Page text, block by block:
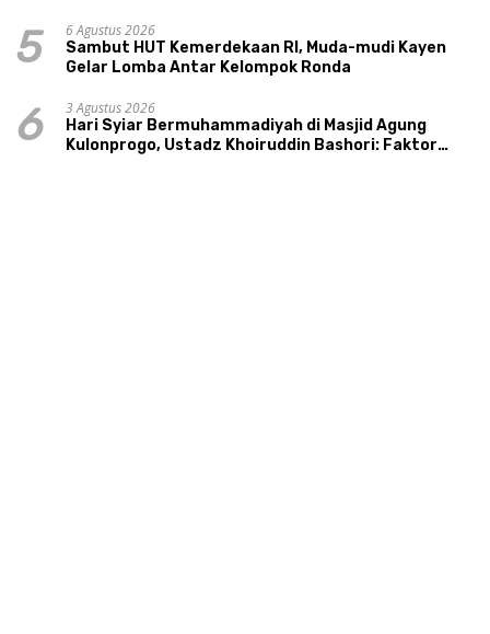
5
6 Agustus 2026
Sambut HUT Kemerdekaan RI, Muda-mudi Kayen
Gelar Lomba Antar Kelompok Ronda
6
3 Agustus 2026
Hari Syiar Bermuhammadiyah di Masjid Agung
Kulonprogo, Ustadz Khoiruddin Bashori: Faktor